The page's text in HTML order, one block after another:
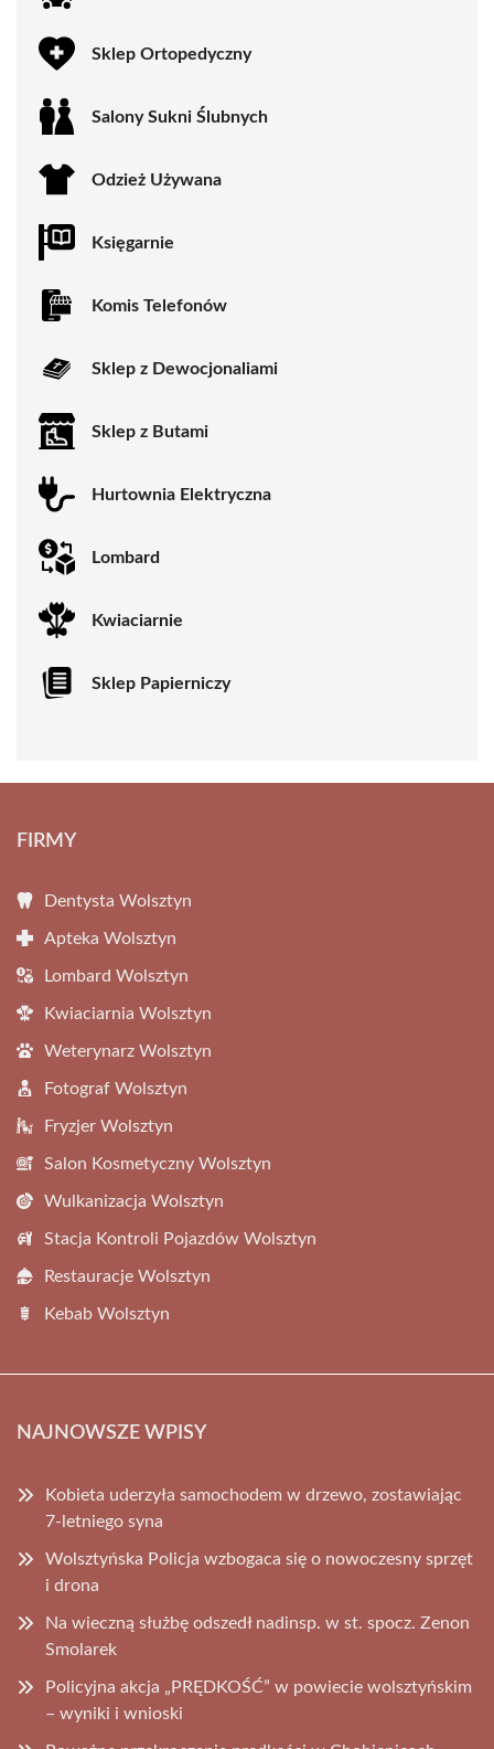
Sklep Ortopedyczny
Salony Sukni Ślubnych
Odzież Używana
Księgarnie
Komis Telefonów
Sklep z Dewocjonaliami
Sklep z Butami
Hurtownia Elektryczna
Lombard
Kwiaciarnie
Sklep Papierniczy
FIRMY
Dentysta Wolsztyn
Apteka Wolsztyn
Lombard Wolsztyn
Kwiaciarnia Wolsztyn
Weterynarz Wolsztyn
Fotograf Wolsztyn
Fryzjer Wolsztyn
Salon Kosmetyczny Wolsztyn
Wulkanizacja Wolsztyn
Stacja Kontroli Pojazdów Wolsztyn
Restauracje Wolsztyn
Kebab Wolsztyn
NAJNOWSZE WPISY
Kobieta uderzyła samochodem w drzewo, zostawiając
7-letniego syna
Wolsztyńska Policja wzbogaca się o nowoczesny sprzęt
i drona
Na wieczną służbę odszedł nadinsp. w st. spocz. Zenon
Smolarek
Policyjna akcja „PRĘDKOŚĆ” w powiecie wolsztyńskim
– wyniki i wnioski